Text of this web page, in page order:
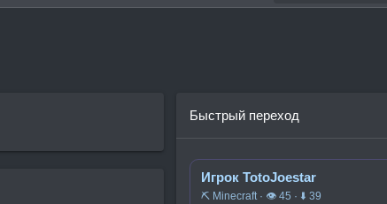
Быстрый переход
Игрок TotoJoestar
⛏️ Minecraft · 👁 45 · ⬇ 39